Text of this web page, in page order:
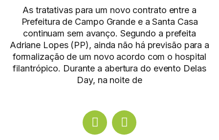
As tratativas para um novo contrato entre a
Prefeitura de Campo Grande e a Santa Casa
continuam sem avanço. Segundo a prefeita
Adriane Lopes (PP), ainda não há previsão para a
formalização de um novo acordo com o hospital
filantrópico. Durante a abertura do evento Delas
Day, na noite de